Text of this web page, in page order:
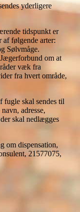
yderligere
tidspunkt er
af følgende arter:
Sølvmåge.
om at
væk fra
fra hvert område,
fugle skal sendes til
adresse,
skal nedlægges
om dispensation,
21577075,